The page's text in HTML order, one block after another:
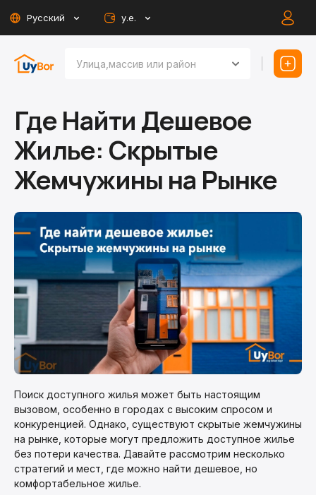
Русский у.е.
Где Найти Дешевое
Жилье: Скрытые
Жемчужины на Рынке
Поиск доступного жилья может быть настоящим
вызовом, особенно в городах с высоким спросом и
конкуренцией. Однако, существуют скрытые жемчужины
на рынке, которые могут предложить доступное жилье
без потери качества. Давайте рассмотрим несколько
стратегий и мест, где можно найти дешевое, но
комфортабельное жилье.